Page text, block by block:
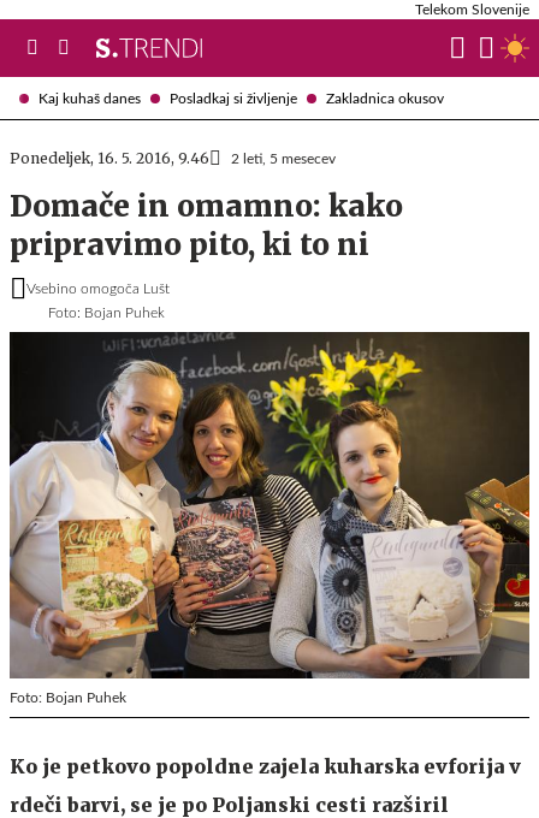
Kaj kuhaš danes Posladkaj si življenje Zakladnica okusov
Telekom Slovenije
Ponedeljek, 16. 5. 2016, 9.46 2 leti, 5 mesecev
Domače in omamno: kako
pripravimo pito, ki to ni
Vsebino omogoča Lušt
Foto: Bojan Puhek
Foto: Bojan Puhek
Ko je petkovo popoldne zajela kuharska evforija v
rdeči barvi, se je po Poljanski cesti razširil